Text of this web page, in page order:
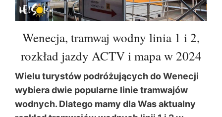
Wenecja, tramwaj wodny linia 1 i 2,
rozkład jazdy ACTV i mapa w 2024
Wielu turystów podróżujących do Wenecji
wybiera dwie popularne linie tramwajów
wodnych. Dlatego mamy dla Was aktualny